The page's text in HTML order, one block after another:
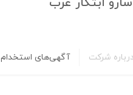
درباره شرکت آگهی‌های استخدام